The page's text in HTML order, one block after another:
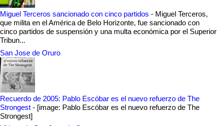
Miguel Terceros sancionado con cinco partidos - Miguel Terceros,
que milita en el América de Belo Horizonte, fue sancionado con
cinco partidos de suspensión y una multa económica por el Superior
Tribun...
San Jose de Oruro
Recuerdo de 2005: Pablo Escóbar es el nuevo refuerzo de The
Strongest - [image: Pablo Escóbar es el nuevo refuerzo de The
Strongest]